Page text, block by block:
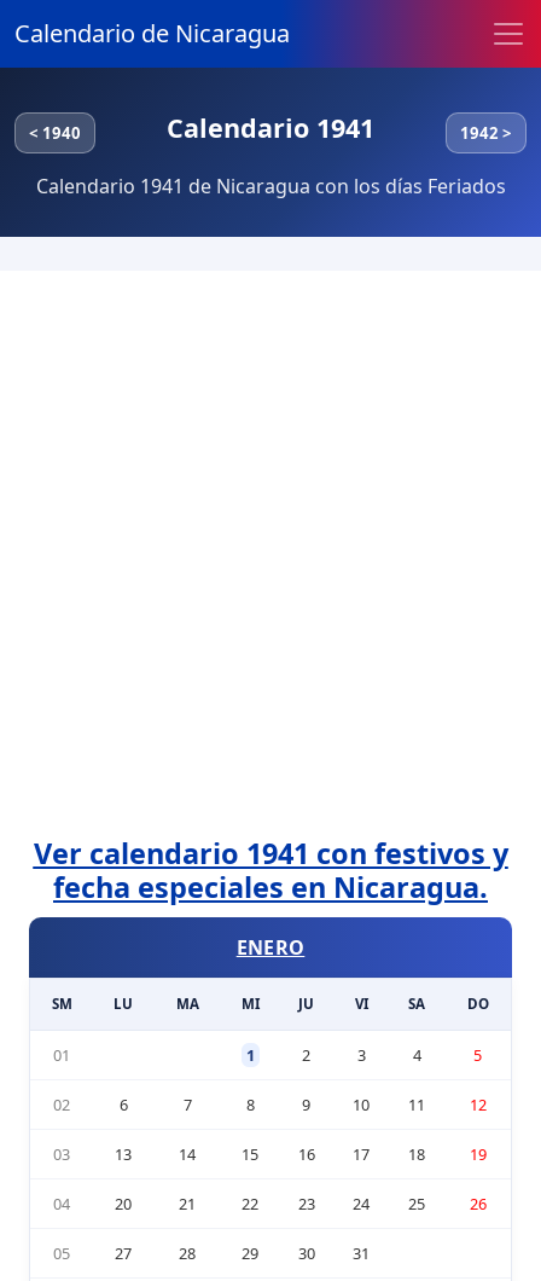
Calendario de Nicaragua
< 1940 Calendario 1941 1942 >
Calendario 1941 de Nicaragua con los días Feriados
Ver calendario 1941 con festivos y
fecha especiales en Nicaragua.
ENERO
SM LU MA MI JU VI SA DO
01 1 2 3 4 5
02 6 7 8 9 10 11 12
03 13 14 15 16 17 18 19
04 20 21 22 23 24 25 26
05 27 28 29 30 31